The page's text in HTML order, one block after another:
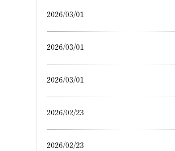
2026/03/01
2026/03/01
2026/03/01
2026/02/23
2026/02/23